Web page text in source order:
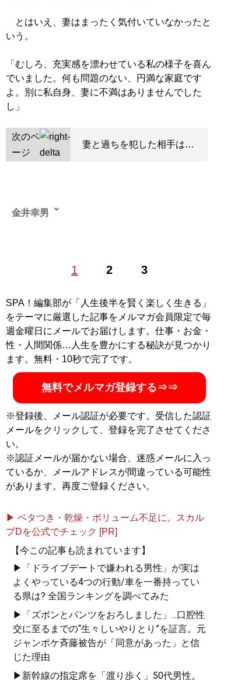
とはいえ、妻はまったく気付いていなかったと
いう。
「むしろ、充実感を漂わせている私の様子を喜ん
でいました。何も問題のない、円満な家庭です
よ。別に私自身、妻に不満はありませんでした
し」
次のペ
ージ
妻と過ちを犯した相手は…
1 2 3
金井幸男
として独立。GETON！（学習研究社）、ストリート
411、GOOUT、THE DAY（すべて三栄書房）など、フ
ァッション誌を中心に活動する。また、紙媒体だけでな
くOCEANSウェブやDiyer(s)をはじめとするWEBマガジ
ンも担当。その他、ペットや美容、グルメ、スポーツ、
カルチャーといった多ジャンルに携わり、メディア問わ
ず寄稿している。
記事一覧へ
SPA！編集部が「人生後半を賢く楽しく生きる」
をテーマに厳選した記事をメルマガ会員限定で毎
週金曜日にメールでお届けします。仕事・お金・
性・人間関係…人生を豊かにする秘訣が見つかり
ます。無料・10秒で完了です。
無料でメルマガ登録する⇒⇒
※登録後、メール認証が必要です。受信した認証
メールをクリックして、登録を完了させてくださ
い。
※認証メールが届かない場合、迷惑メールに入っ
ているか、メールアドレスが間違っている可能性
があります。再度ご登録ください。
▶ ベタつき・乾燥・ボリューム不足に。スカル
プDを公式でチェック [PR]
【今この記事も読まれています】
▶「ドライブデートで嫌われる男性」が実は
よくやっている4つの行動/車を一番持ってい
る県は? 全国ランキングを調べてみた
▶「ズボンとパンツをおろしました」...口腔性
交に至るまでの“生々しいやりとり”を証言。元
ジャンポケ斉藤被告が「同意があった」と信
じた理由
▶新幹線の指定席を「渡り歩く」50代男性。